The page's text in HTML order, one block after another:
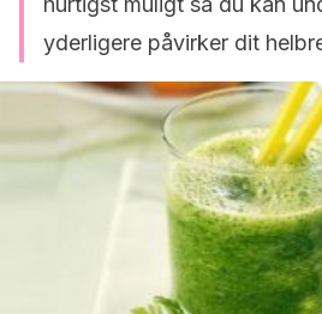
yderligere påvirker dit